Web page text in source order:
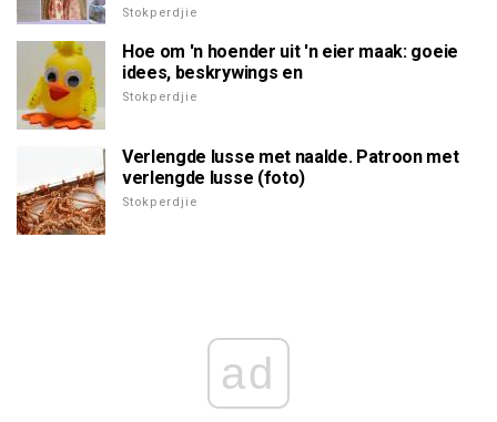
Stokperdjie
Hoe om 'n hoender uit 'n eier maak: goeie
idees, beskrywings en
Stokperdjie
Verlengde lusse met naalde. Patroon met
verlengde lusse (foto)
Stokperdjie
ad